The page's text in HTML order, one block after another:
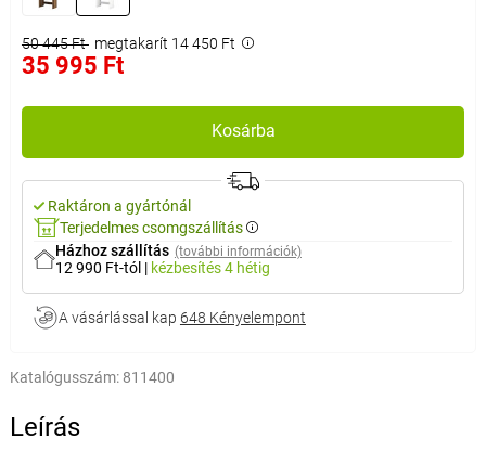
50 445 Ft megtakarít 14 450 Ft
35 995 Ft
Kosárba
Raktáron a gyártónál
Terjedelmes csomgszállítás
Házhoz szállítás (további információk)
12 990 Ft-tól | kézbesítés4 hétig
A vásárlással kap 648 Kényelempont
Katalógusszám: 811400
Leírás